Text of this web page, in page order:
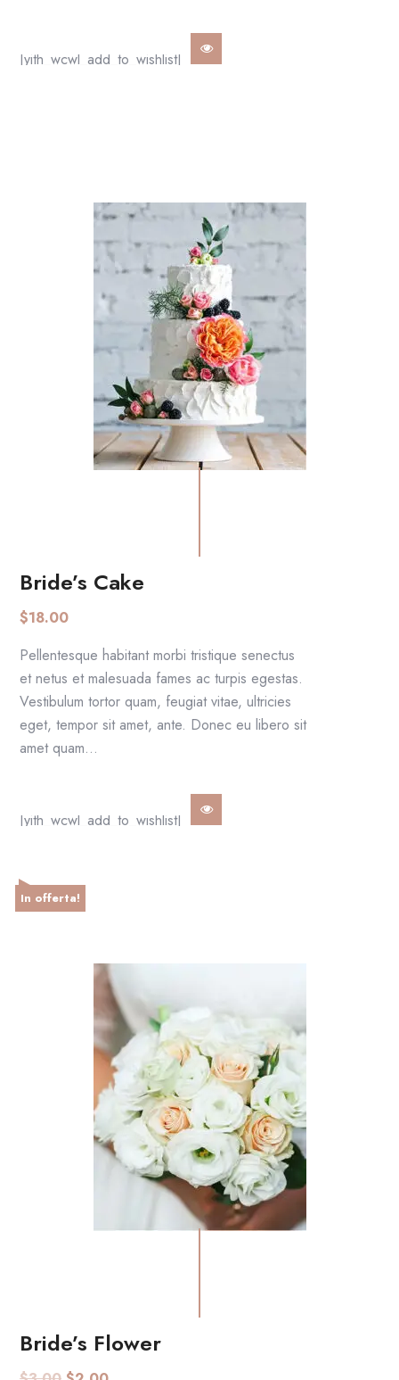
[yith_wcwl_add_to_wishlist]
AGGIUNGI AL CARRELLO
Bride’s Cake
$18.00
Pellentesque habitant morbi tristique senectus
et netus et malesuada fames ac turpis egestas.
Vestibulum tortor quam, feugiat vitae, ultricies
eget, tempor sit amet, ante. Donec eu libero sit
amet quam…
[yith_wcwl_add_to_wishlist]
In offerta!
AGGIUNGI AL CARRELLO
Bride’s Flower